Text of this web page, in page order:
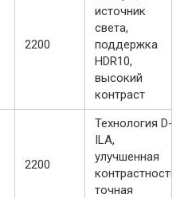
2200
источник
света,
поддержка
HDR10,
высокий
контраст
2200
Технология D-
ILA,
улучшенная
контрастность,
точная